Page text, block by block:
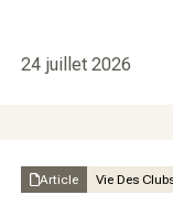
24 juillet 2026
Article Vie Des